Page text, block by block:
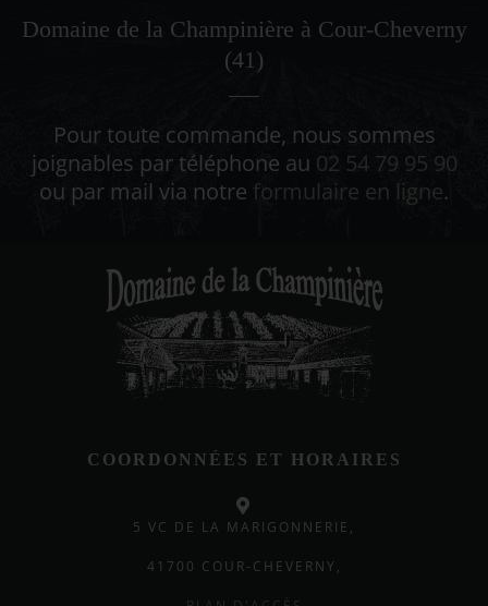
Domaine de la Champinière à Cour-Cheverny
(41)
Pour toute commande, nous sommes
joignables par téléphone au 02 54 79 95 90
ou par mail via notre formulaire en ligne.
COORDONNÉES ET HORAIRES
5 VC DE LA MARIGONNERIE,
41700 COUR-CHEVERNY,